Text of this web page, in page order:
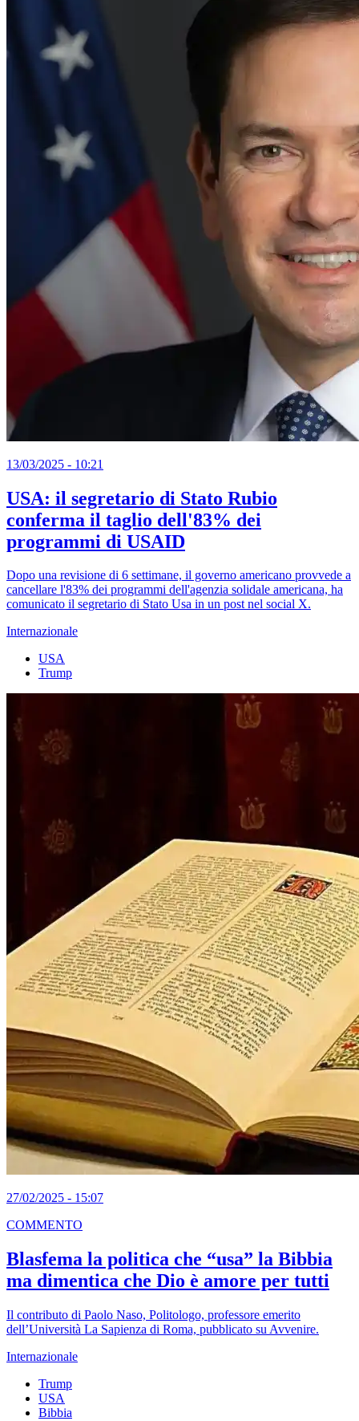
13/03/2025 - 10:21
USA: il segretario di Stato Rubio
conferma il taglio dell'83% dei
programmi di USAID
Dopo una revisione di 6 settimane, il governo americano provvede a
cancellare l'83% dei programmi dell'agenzia solidale americana, ha
comunicato il segretario di Stato Usa in un post nel social X.
Internazionale
USA
Trump
27/02/2025 - 15:07
COMMENTO
Blasfema la politica che “usa” la Bibbia
ma dimentica che Dio è amore per tutti
Il contributo di Paolo Naso, Politologo, professore emerito
dell’Università La Sapienza di Roma, pubblicato su Avvenire.
Internazionale
Trump
USA
Bibbia